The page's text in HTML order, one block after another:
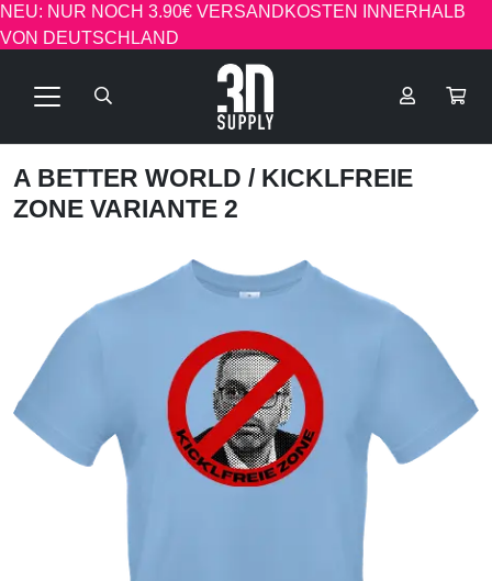
NEU: NUR NOCH 3.90€ VERSANDKOSTEN INNERHALB
VON DEUTSCHLAND
A BETTER WORLD / KICKLFREIE
ZONE VARIANTE 2